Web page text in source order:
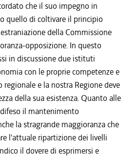
che il suo impegno in
quello di coltivare il principio
della Commissione
opposizione. In questo
in discussione due istituti
con le proprie competenze e
e la nostra Regione deve
della sua esistenza. Quanto alle
il mantenimento
la stragrande maggioranza che
l'attuale ripartizione dei livelli
il dovere di esprimersi e